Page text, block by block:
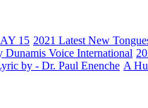
15 2021 Latest New
Dunamis Voice International
by - Dr. Paul Enenche A